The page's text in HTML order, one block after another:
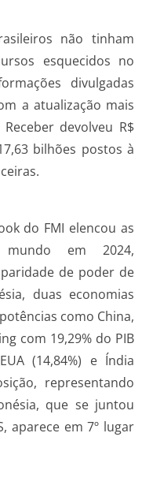
não tinham
esquecidos no
divulgadas
a atualização mais
devolveu R$
bilhões postos à
do FMI elencou as
em 2024,
de poder de
duas economias
como China,
com 19,29% do PIB
(14,84%) e Índia
representando
que se juntou
aparece em 7º lugar